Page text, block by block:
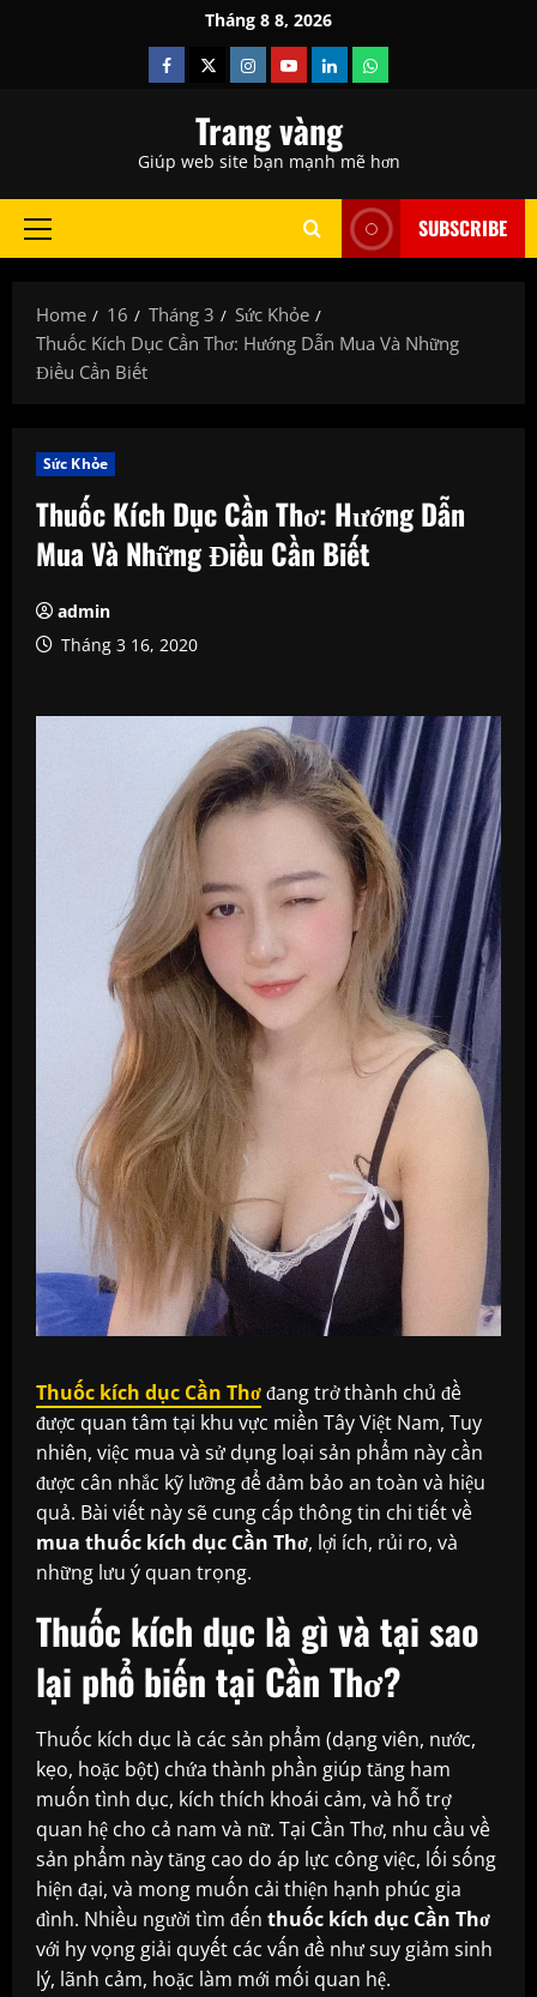
Tháng 8 8, 2026
Facebook
TwitterInstagram
YoutubeLinkedinWhatsapp
Trang vàng
Giúp web site bạn mạnh mẽ hơn
Primary
SUBSCRIBE
Home 16 Tháng 3
Sức Khỏe
Thuốc Kích Dục Cần Thơ: Hướng Dẫn Mua Và Những
Điều Cần Biết
Sức Khỏe
Thuốc Kích Dục Cần Thơ: Hướng Dẫn
Mua Và Những Điều Cần Biết
admin
Tháng 3 16, 2020
Thuốc kích dục Cần Thơđang trở thành chủ đề
được quan tâm tại khu vực miền Tây Việt Nam, Tuy
nhiên, việc mua và sử dụng loại sản phẩm này cần
được cân nhắc kỹ lưỡng để đảm bảo an toàn và hiệu
quả. Bài viết này sẽ cung cấp thông tin chi tiết về
mua thuốc kích dục Cần Thơ, lợi ích, rủi ro, và
những lưu ý quan trọng.
Thuốc kích dục là gì và tại sao
lại phổ biến tại Cần Thơ?
Thuốc kích dục là các sản phẩm (dạng viên, nước,
kẹo, hoặc bột) chứa thành phần giúp tăng ham
muốn tình dục, kích thích khoái cảm, và hỗ trợ
quan hệ cho cả nam và nữ. Tại Cần Thơ, nhu cầu về
sản phẩm này tăng cao do áp lực công việc, lối sống
hiện đại, và mong muốn cải thiện hạnh phúc gia
đình. Nhiều người tìm đến thuốc kích dục Cần Thơ
với hy vọng giải quyết các vấn đề như suy giảm sinh
lý, lãnh cảm, hoặc làm mới mối quan hệ.